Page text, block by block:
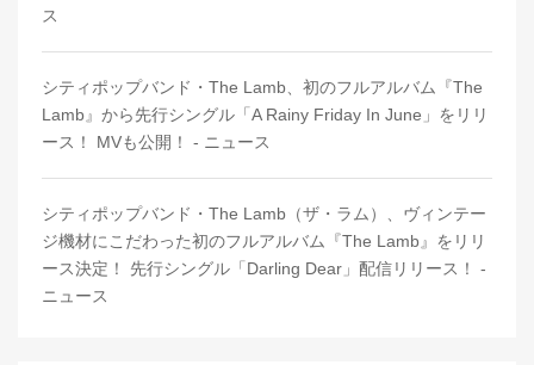
ス
シティポップバンド・The Lamb、初のフルアルバム『The
Lamb』から先行シングル「A Rainy Friday In June」をリリ
ース！ MVも公開！ - ニュース
シティポップバンド・The Lamb（ザ・ラム）、ヴィンテー
ジ機材にこだわった初のフルアルバム『The Lamb』をリリ
ース決定！ 先行シングル「Darling Dear」配信リリース！ -
ニュース